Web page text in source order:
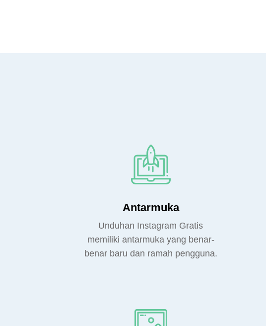
Antarmuka
Unduhan Instagram Gratis
memiliki antarmuka yang benar-
benar baru dan ramah pengguna.